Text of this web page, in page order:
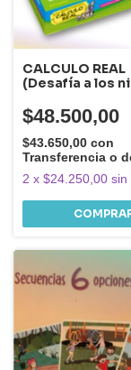
CALCULO REAL
(Desafía a los
adivinanzas y
matemáticos )
$48.500,00
$43.650,00 con
Transferencia o
2 x $24.250,00 sin